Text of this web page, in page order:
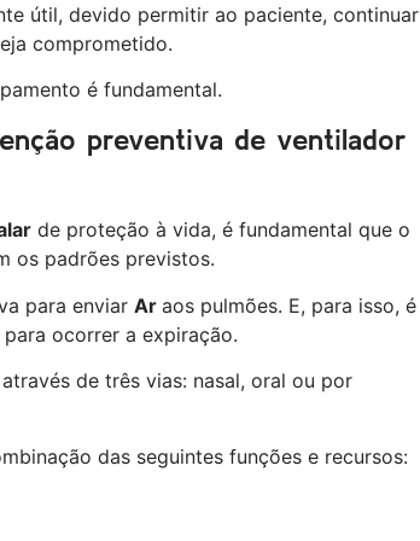
útil, devido permitir ao paciente, continuar
comprometido.
é fundamental.
preventiva de ventilador
de proteção à vida, é fundamental que o
os padrões previstos.
para enviar Ar aos pulmões. E, para isso, é
ocorrer a expiração.
de três vias: nasal, oral ou por
das seguintes funções e recursos: